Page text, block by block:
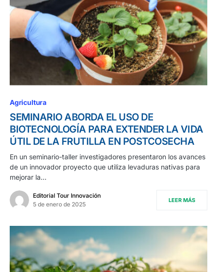
Agricultura
SEMINARIO ABORDA EL USO DE
BIOTECNOLOGÍA PARA EXTENDER LA VIDA
ÚTIL DE LA FRUTILLA EN POSTCOSECHA
En un seminario-taller investigadores presentaron los avances
de un innovador proyecto que utiliza levaduras nativas para
mejorar la…
Editorial Tour Innovación
5 de enero de 2025
LEER MÁS